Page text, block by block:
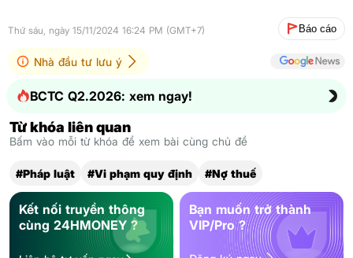
Thứ sáu, ngày 15/11/2024 16:24 PM (GMT+7) Báo cáo
Nhà đầu tư lưu ý
BCTC Q2.2026: xem ngay!
Từ khóa liên quan
Bấm vào mỗi từ khóa để xem bài cùng chủ đề
#Pháp luật #Vi phạm quy định #Nợ thuế
Kết nối truyền thông
cùng 24HMONEY ?
Bạn muốn trở thành
VIP/Pro ?